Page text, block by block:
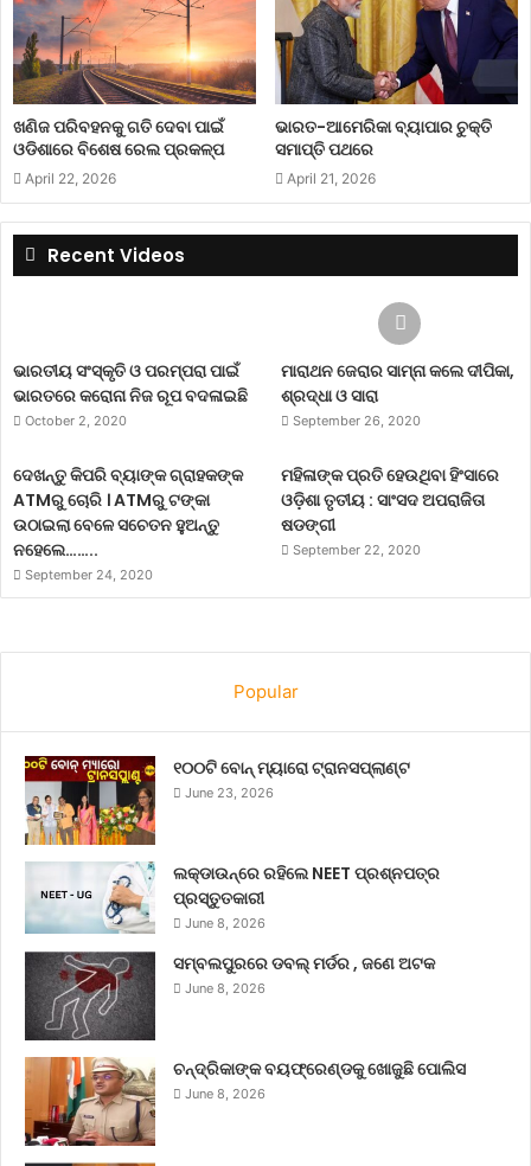
ଖଣିଜ ପରିବହନକୁ ଗତି ଦେବା ପାଇଁ
ଓଡିଶାରେ ବିଶେଷ ରେଲ ପ୍ରକଳ୍ପ
April 22, 2026
ଭାରତ-ଆମେରିକା ବ୍ୟାପାର ଚୁକ୍ତି
ସମାପ୍ତି ପଥରେ
April 21, 2026
Recent Videos
ଭାରତୀୟ ସଂସ୍କୃତି ଓ ପରମ୍ପରା ପାଇଁ
ଭାରତରେ କରୋନା ନିଜ ରୂପ ବଦଳାଇଛି
October 2, 2020
ମାରାଥନ ଜେରାର ସାମ୍ନା କଲେ ଦୀପିକା,
ଶ୍ରଦ୍ଧା ଓ ସାରା
September 26, 2020
ଦେଖନ୍ତୁ କିପରି ବ୍ୟାଙ୍କ ଗ୍ରାହକଙ୍କ
ATMରୁ ଚୋରି । ATMରୁ ଟଙ୍କା
ଉଠାଇଲା ବେଳେ ସଚେତନ ହୁଅନ୍ତୁ
ନହେଲେ……..
September 24, 2020
ମହିଳାଙ୍କ ପ୍ରତି ହେଉଥିବା ହିଂସାରେ
ଓଡ଼ିଶା ତୃତୀୟ : ସାଂସଦ ଅପରାଜିତା
ଷଡଙ୍ଗୀ
September 22, 2020
Popular
୧୦୦ଟି ବୋନ୍ ମ୍ୟାରୋ ଟ୍ରାନସପ୍ଲାଣ୍ଟ
June 23, 2026
ଲକ୍‌ଡାଉନ୍‌ରେ ରହିଲେ NEET ପ୍ରଶ୍ନପତ୍ର
ପ୍ରସ୍ତୁତକାରୀ
June 8, 2026
ସମ୍ବଲପୁରରେ ଡବଲ୍ ମର୍ଡର , ଜଣେ ଅଟକ
June 8, 2026
ଚନ୍ଦ୍ରିକାଙ୍କ ବୟଫ୍ରେଣ୍ଡକୁ ଖୋଜୁଛି ପୋଲିସ
June 8, 2026